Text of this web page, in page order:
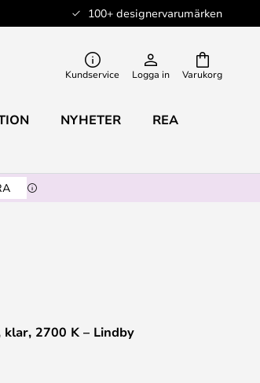
100+ designervarumärken
Varukorg
Kundservice Logga in
NYHETER REA
2700 K – Lindby